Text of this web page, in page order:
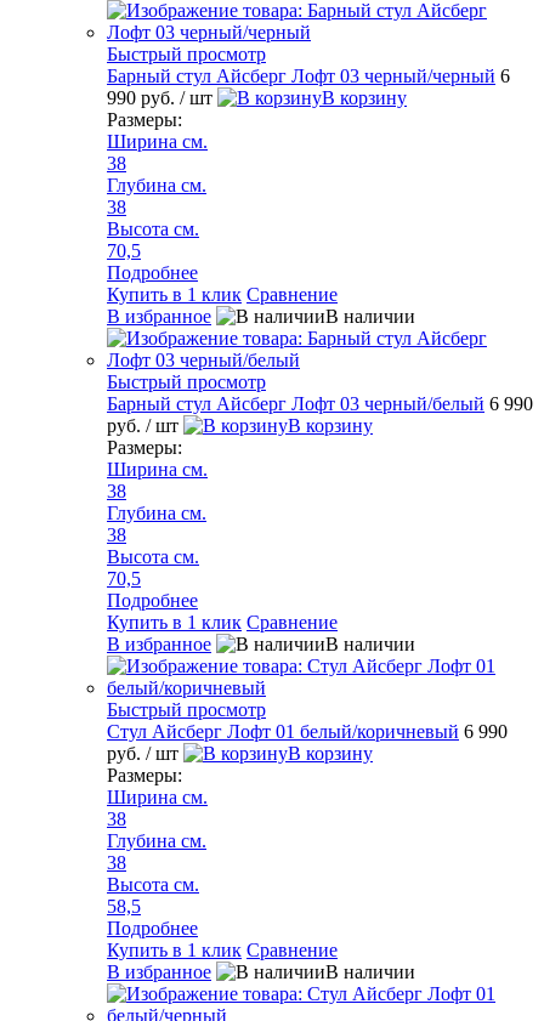
Быстрый просмотр
Барный стул Айсберг Лофт 03 черный/черный 6
990 руб. / шт
В корзину
Размеры:
Ширина см.
38
Глубина см.
38
Высота см.
70,5
Подробнее
Купить в 1 клик Сравнение
В избранное
В наличии
Быстрый просмотр
Барный стул Айсберг Лофт 03 черный/белый 6 990
руб. / шт
В корзину
Размеры:
Ширина см.
38
Глубина см.
38
Высота см.
70,5
Подробнее
Купить в 1 клик Сравнение
В избранное
В наличии
Быстрый просмотр
Стул Айсберг Лофт 01 белый/коричневый 6 990
руб. / шт
В корзину
Размеры:
Ширина см.
38
Глубина см.
38
Высота см.
58,5
Подробнее
Купить в 1 клик Сравнение
В избранное
В наличии